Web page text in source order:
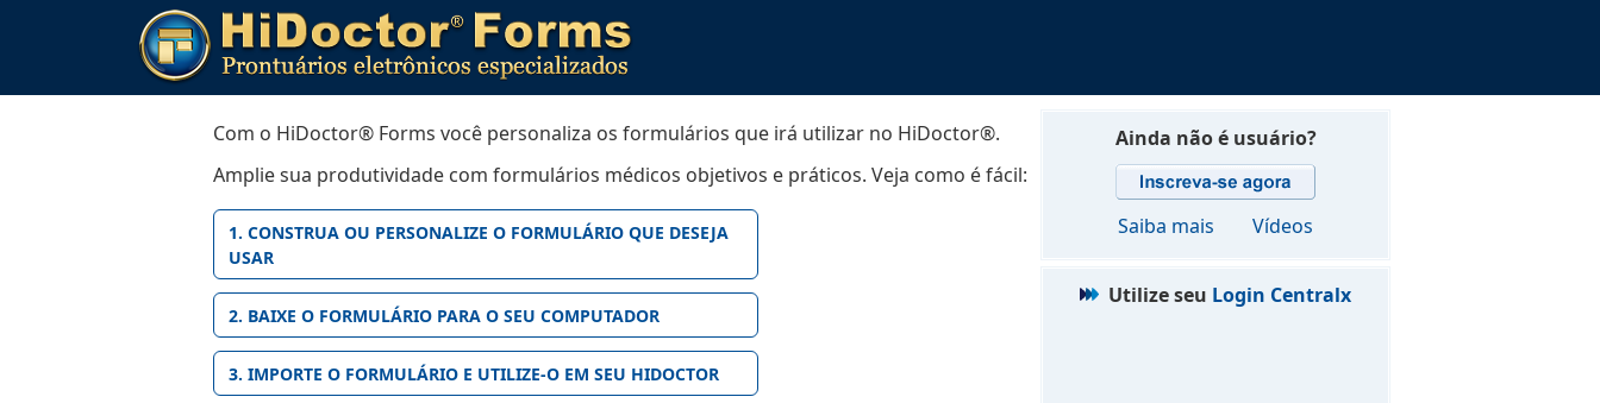
Com o HiDoctor® Forms você personaliza os formulários que irá utilizar no HiDoctor®.
Amplie sua produtividade com formulários médicos objetivos e práticos. Veja como é fácil:
1. CONSTRUA OU PERSONALIZE O FORMULÁRIO QUE DESEJA
USAR
2. BAIXE O FORMULÁRIO PARA O SEU COMPUTADOR
3. IMPORTE O FORMULÁRIO E UTILIZE-O EM SEU HIDOCTOR
Ainda não é usuário?
Saiba mais Vídeos
Utilize seu Login Centralx